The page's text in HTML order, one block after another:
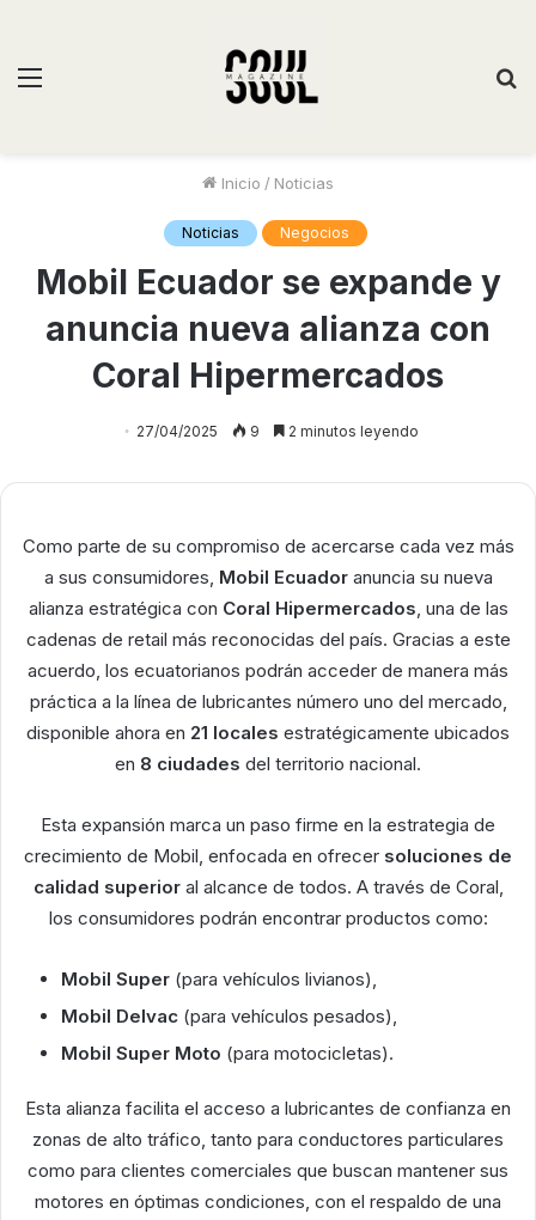
Inicio / Noticias
Noticias Negocios
Mobil Ecuador se expande y
anuncia nueva alianza con
Coral Hipermercados
27/04/2025 9 2 minutos leyendo
Como parte de su compromiso de acercarse cada vez más
a sus consumidores, Mobil Ecuadoranuncia su nueva
alianza estratégica con Coral Hipermercados, una de las
cadenas de retail más reconocidas del país. Gracias a este
acuerdo, los ecuatorianos podrán acceder de manera más
práctica a la línea de lubricantes número uno del mercado,
disponible ahora en 21 locales estratégicamente ubicados
en 8 ciudades del territorio nacional.
Esta expansión marca un paso firme en la estrategia de
crecimiento de Mobil, enfocada en ofrecer soluciones de
calidad superioral alcance de todos. A través de Coral,
los consumidores podrán encontrar productos como:
Mobil Super (para vehículos livianos),
Mobil Delvac (para vehículos pesados),
Mobil Super Moto (para motocicletas).
Esta alianza facilita el acceso a lubricantes de confianza en
zonas de alto tráfico, tanto para conductores particulares
como para clientes comerciales que buscan mantener sus
motores en óptimas condiciones, con el respaldo de una